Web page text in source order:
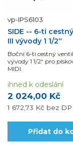
vp-IPS6103
SIDE -- 6-ti
III vývody 1 1/2“
Boční 6-ti cestný
vývody 1 1/2“ pro
MIDI.
2 024,00 Kč
1 672,73 Kč bez
ihned k odeslání
Přidat do